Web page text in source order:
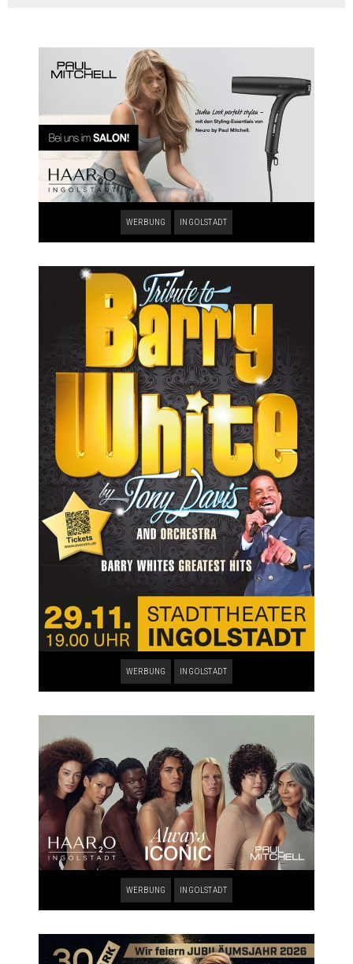
WERBUNG INGOLSTADT
WERBUNG INGOLSTADT
WERBUNG INGOLSTADT